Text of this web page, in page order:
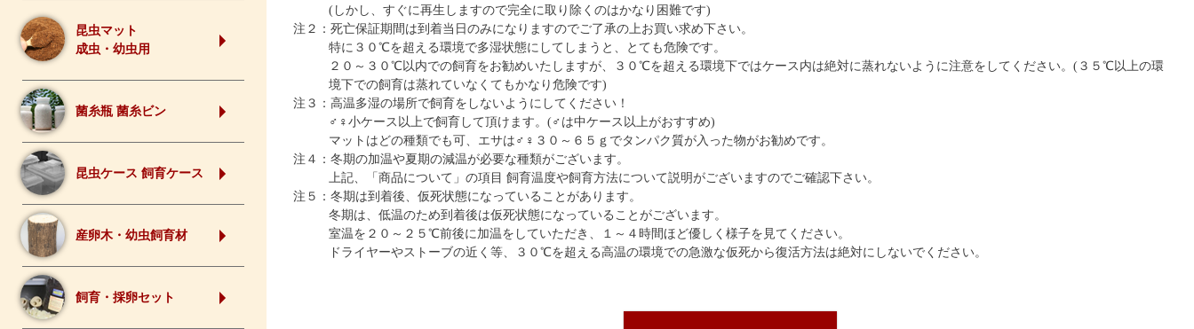
昆虫マット
成虫・幼虫用
菌糸瓶 菌糸ビン
昆虫ケース 飼育ケース
産卵木・幼虫飼育材
飼育・採卵セット
(しかし、すぐに再生しますので完全に取り除くのはかなり困難です)
注２：死亡保証期間は到着当日のみになりますのでご了承の上お買い求め下さい。
特に３０℃を超える環境で多湿状態にしてしまうと、とても危険です。
２０～３０℃以内での飼育をお勧めいたしますが、３０℃を超える環境下ではケース内は絶対に蒸れないように注意をしてください。(３５℃以上の環
境下での飼育は蒸れていなくてもかなり危険です)
注３：高温多湿の場所で飼育をしないようにしてください！
♂♀小ケース以上で飼育して頂けます。(♂は中ケース以上がおすすめ)
マットはどの種類でも可、エサは♂♀３０～６５ｇでタンパク質が入った物がお勧めです。
注４：冬期の加温や夏期の減温が必要な種類がございます。
上記、「商品について」の項目 飼育温度や飼育方法について説明がございますのでご確認下さい。
注５：冬期は到着後、仮死状態になっていることがあります。
冬期は、低温のため到着後は仮死状態になっていることがございます。
室温を２０～２５℃前後に加温をしていただき、１～４時間ほど優しく様子を見てください。
ドライヤーやストーブの近く等、３０℃を超える高温の環境での急激な仮死から復活方法は絶対にしないでください。